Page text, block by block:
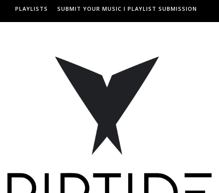
PLAYLISTS SUBMIT YOUR MUSIC I PLAYLIST SUBMISSION